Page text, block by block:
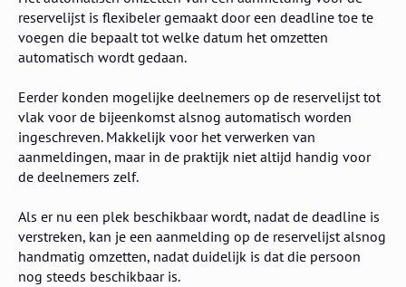
reservelijst is flexibeler gemaakt door een deadline toe te
voegen die bepaalt tot welke datum het omzetten
automatisch wordt gedaan.
Eerder konden mogelijke deelnemers op de reservelijst tot
vlak voor de bijeenkomst alsnog automatisch worden
ingeschreven. Makkelijk voor het verwerken van
aanmeldingen, maar in de praktijk niet altijd handig voor
de deelnemers zelf.
Als er nu een plek beschikbaar wordt, nadat de deadline is
verstreken, kan je een aanmelding op de reservelijst alsnog
handmatig omzetten, nadat duidelijk is dat die persoon
nog steeds beschikbaar is.